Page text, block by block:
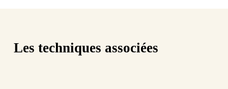
Les techniques associées